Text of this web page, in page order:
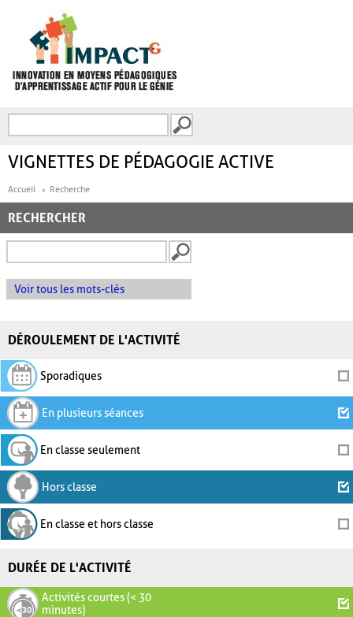
FORMULAIRE DE
VIGNETTES DE PÉDAGOGIE ACTIVE
Accueil Recherche
RECHERCHER
Voir tous les mots-clés
DÉROULEMENT DE L'ACTIVITÉ
Sporadiques
En plusieurs séances
En classe seulement
Hors classe
En classe et hors classe
DURÉE DE L'ACTIVITÉ
Activités courtes (< 30
minutes)